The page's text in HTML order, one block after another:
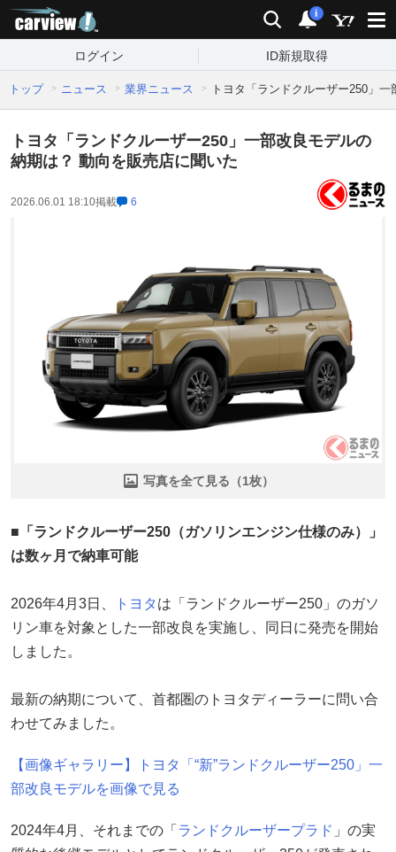
検索 通知
i
ログイン ID新規取得
トップ ニュース 業界ニュース トヨタ「ランドクルーザー250」
トヨタ「ランドクルーザー250」一部改良モデルの
納期は？ 動向を販売店に聞いた
2026.06.01 18:10掲載 6
写真を全て見る（1枚）
■「ランドクルーザー250（ガソリンエンジン仕様のみ）」
は数ヶ月で納車可能
2026年4月3日、 トヨタ は「ランドクルーザー250」のガソ
リン車を対象とした一部改良を実施し、同日に発売を開始
しました。
最新の納期について、首都圏のトヨタディーラーに問い合
わせてみました。
【画像ギャラリー】トヨタ「“新”ランドクルーザー250」一
部改良モデルを画像で見る
2024年4月、それまでの「 ランドクルーザープラド 」の実